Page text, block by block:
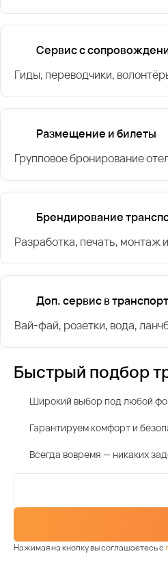
Сервис с
Гиды, переводчики,
Размещение и билеты
Групповое бронирование
Брендирование
Разработка, печать, монтаж
Доп. сервис в
Вай-фай, розетки, вода,
Быстрый подбор
Широкий выбор под любой
Гарантируем комфорт и
Всегда вовремя — никаких
Нажимая на кнопку вы соглашаетесь с